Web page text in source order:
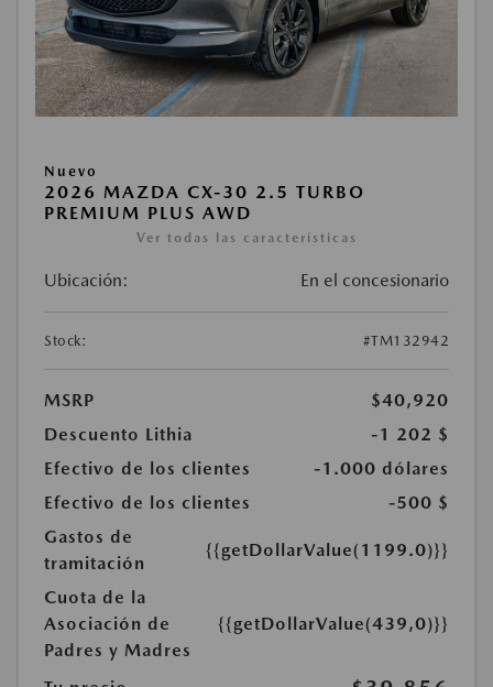
Nuevo
2026 MAZDA CX-30 2.5 TURBO
PREMIUM PLUS AWD
Ver todas las características
Ubicación: En el concesionario
Stock: #TM132942
MSRP
$40,920
Descuento Lithia
-1 202 $
Efectivo de los clientes
-1.000 dólares
Efectivo de los clientes
-500 $
Gastos de
tramitación
{{getDollarValue(1199.0)}}
Cuota de la
Asociación de
Padres y Madres
{{getDollarValue(439,0)}}